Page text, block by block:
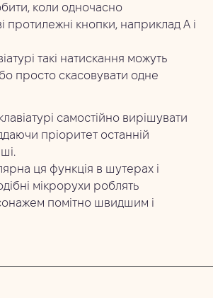
коли одночасно
протилежні кнопки, наприклад A і
такі натискання можуть
просто скасовувати одне
самостійно вирішувати
пріоритет останній
ця функція в шутерах і
мікрорухи роблять
помітно швидшим і